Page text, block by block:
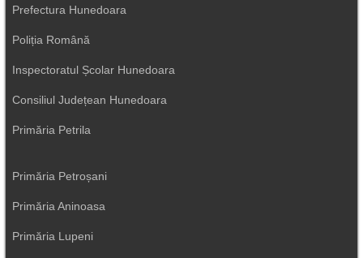
Prefectura Hunedoara
Poliția Română
Inspectoratul Școlar Hunedoara
Consiliul Județean Hunedoara
Primăria Petrila
Primăria Petroșani
Primăria Aninoasa
Primăria Lupeni